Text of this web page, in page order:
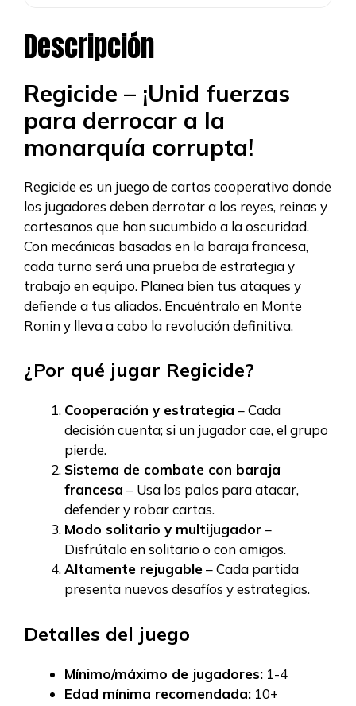
Descripción
Regicide – ¡Unid fuerzas
para derrocar a la
monarquía corrupta!
Regicide es un juego de cartas cooperativo donde
los jugadores deben derrotar a los reyes, reinas y
cortesanos que han sucumbido a la oscuridad.
Con mecánicas basadas en la baraja francesa,
cada turno será una prueba de estrategia y
trabajo en equipo. Planea bien tus ataques y
defiende a tus aliados. Encuéntralo en Monte
Ronin y lleva a cabo la revolución definitiva.
¿Por qué jugar Regicide?
Cooperación y estrategia – Cada
decisión cuenta; si un jugador cae, el grupo
pierde.
Sistema de combate con baraja
francesa – Usa los palos para atacar,
defender y robar cartas.
Modo solitario y multijugador–
Disfrútalo en solitario o con amigos.
Altamente rejugable– Cada partida
presenta nuevos desafíos y estrategias.
Detalles del juego
Mínimo/máximo de jugadores: 1-4
Edad mínima recomendada: 10+